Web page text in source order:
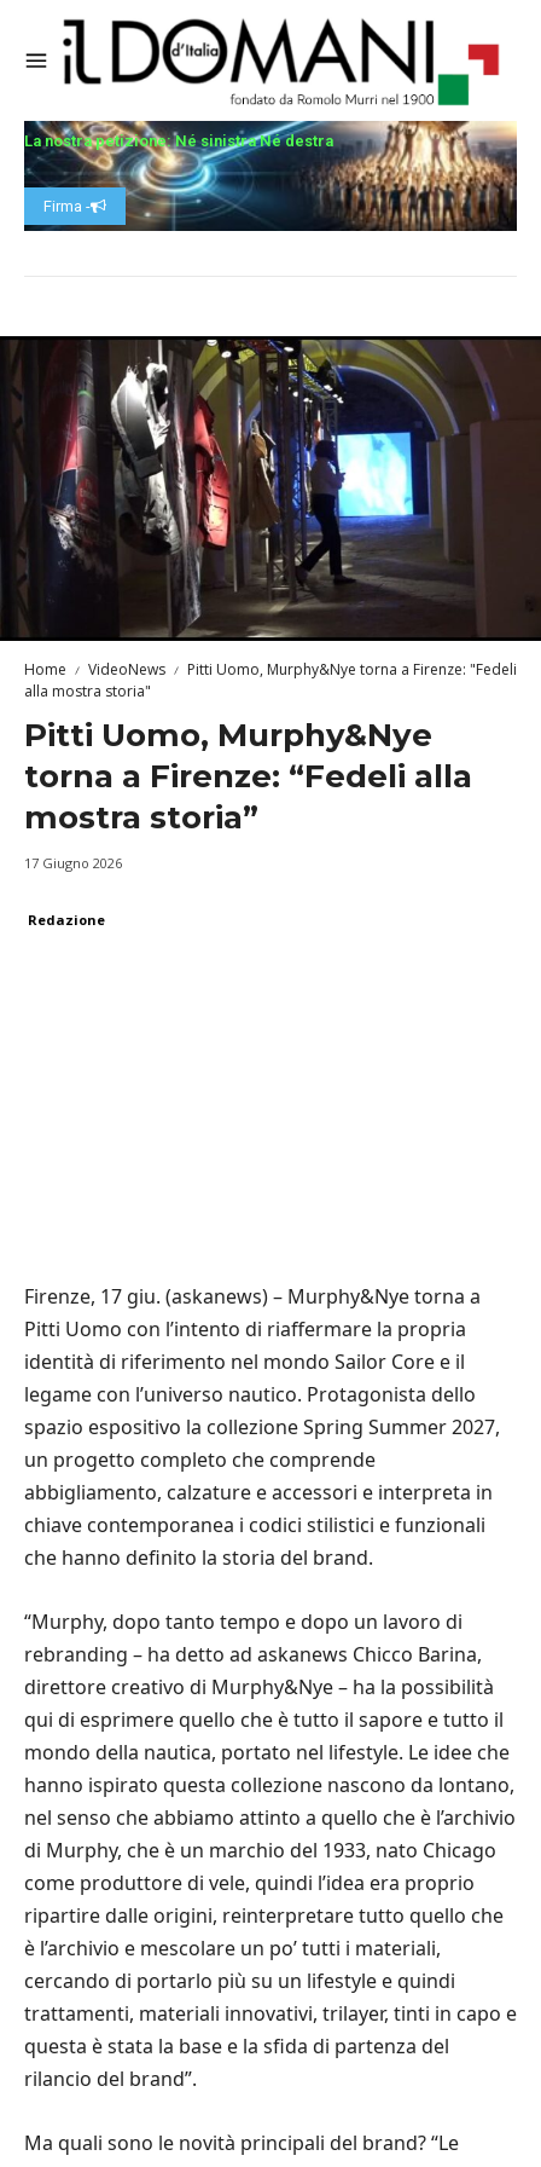
La nostra petizione: Né sinistra Né destra
Firma -
Home VideoNews
Pitti Uomo, Murphy&Nye torna a Firenze: "Fedeli
alla mostra storia"
Pitti Uomo, Murphy&Nye
torna a Firenze: “Fedeli alla
mostra storia”
17 Giugno 2026
Redazione
Firenze, 17 giu. (askanews) – Murphy&Nye torna a
Pitti Uomo con l’intento di riaffermare la propria
identità di riferimento nel mondo Sailor Core e il
legame con l’universo nautico. Protagonista dello
spazio espositivo la collezione Spring Summer 2027,
un progetto completo che comprende
abbigliamento, calzature e accessori e interpreta in
chiave contemporanea i codici stilistici e funzionali
che hanno definito la storia del brand.
“Murphy, dopo tanto tempo e dopo un lavoro di
rebranding – ha detto ad askanews Chicco Barina,
direttore creativo di Murphy&Nye – ha la possibilità
qui di esprimere quello che è tutto il sapore e tutto il
mondo della nautica, portato nel lifestyle. Le idee che
hanno ispirato questa collezione nascono da lontano,
nel senso che abbiamo attinto a quello che è l’archivio
di Murphy, che è un marchio del 1933, nato Chicago
come produttore di vele, quindi l’idea era proprio
ripartire dalle origini, reinterpretare tutto quello che
è l’archivio e mescolare un po’ tutti i materiali,
cercando di portarlo più su un lifestyle e quindi
trattamenti, materiali innovativi, trilayer, tinti in capo e
questa è stata la base e la sfida di partenza del
rilancio del brand”.
Ma quali sono le novità principali del brand? “Le